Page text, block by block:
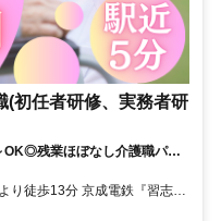
(初任者研修、実務者研
OK◎残業ほぼなし介護職パー
志野』駅より徒歩13分 ※車